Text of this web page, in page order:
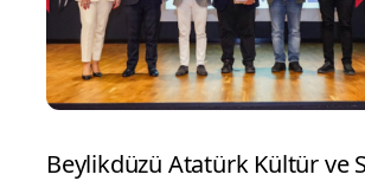
Beylikdüzü Atatürk Kültür ve